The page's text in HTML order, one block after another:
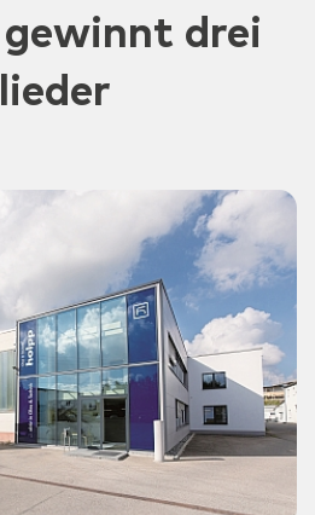
drei